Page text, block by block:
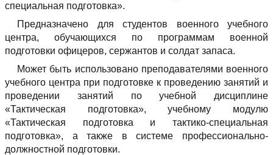
специальная подготовка».
Предназначено для студентов военного учебного
центра, обучающихся по программам военной
подготовки офицеров, сержантов и солдат запаса.
Может быть использовано преподавателями военного
учебного центра при подготовке к проведению занятий и
проведении занятий по учебной дисциплине
«Тактическая подготовка», учебному модулю
«Тактическая подготовка и тактико-специальная
подготовка», а также в системе профессионально-
должностной подготовки.